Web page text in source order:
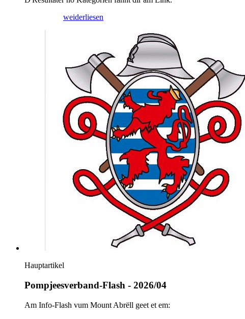
weiderliesen
Hauptartikel
Pompjeesverband-Flash - 2026/04
Am Info-Flash vum Mount Abrëll geet et em: